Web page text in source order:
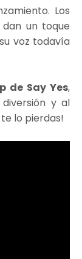
Los
un toque
voz todavía
de Say Yes,
y al
lo pierdas!